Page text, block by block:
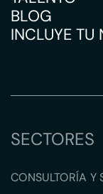
BLOG
INCLUYE TU
SECTORES
CONSULTORÍA Y